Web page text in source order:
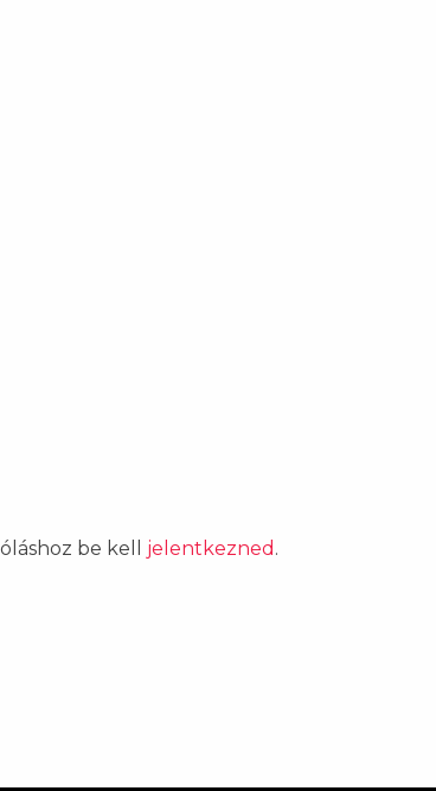
be kell jelentkezned .